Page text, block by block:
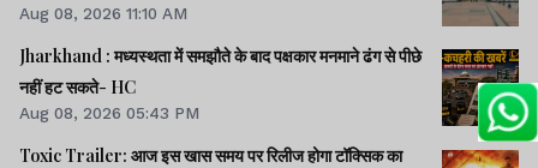
Aug 08, 2026 11:10 AM
Jharkhand : मध्यस्थता में समझौते के बाद पक्षकार मनमाने ढंग से पीछे
नहीं हट सकते- HC
Aug 08, 2026 05:43 PM
Toxic Trailer: आज इस खास समय पर रिलीज होगा टॉक्सिक का